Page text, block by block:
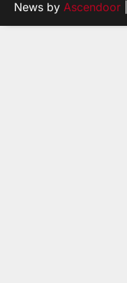
News by Ascendoor